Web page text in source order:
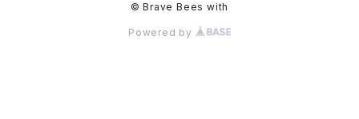
© Brave Bees with
Powered by